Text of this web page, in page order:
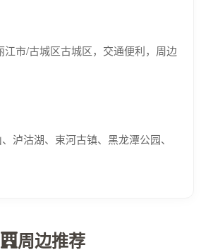
江市/古城区古城区，交通便利，周边
泸沽湖、束河古镇、黑龙潭公园、
周边推荐